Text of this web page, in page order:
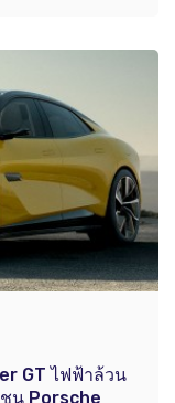
GT ไฟฟ้าล้วน
น Porsche